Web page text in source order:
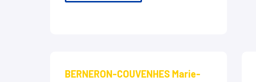
BERNERON-COUVENHES Marie-